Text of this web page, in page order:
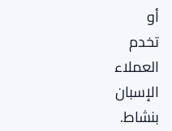
أو
تخدم
العملاء
الإسبان
بنشاط.